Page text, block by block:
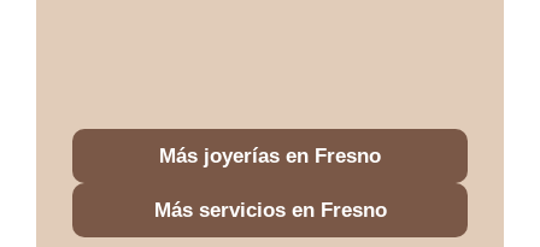
Más joyerías en Fresno
Más servicios en Fresno